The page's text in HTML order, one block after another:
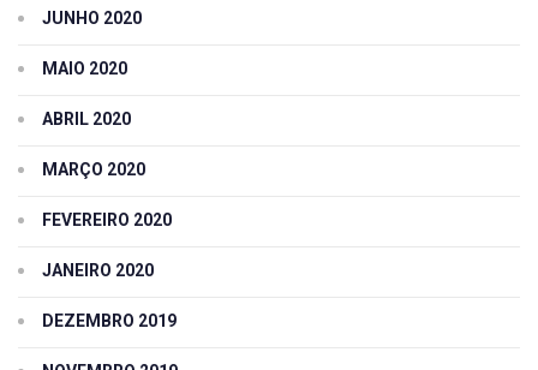
JUNHO 2020
MAIO 2020
ABRIL 2020
MARÇO 2020
FEVEREIRO 2020
JANEIRO 2020
DEZEMBRO 2019